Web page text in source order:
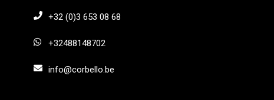
+32 (0)3 653 08 68
+32488148702
info@corbello.be